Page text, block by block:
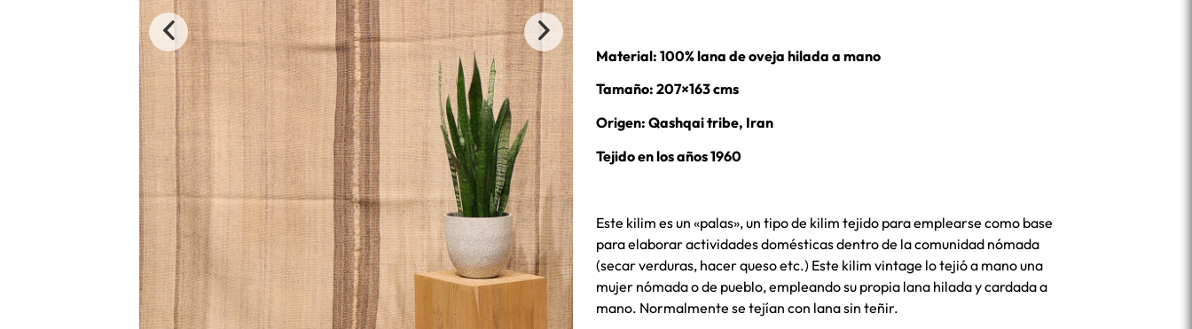
Material: 100% lana de oveja hilada a mano
Tamaño: 207×163 cms
Origen: Qashqai tribe, Iran
Tejido en los años 1960
Este kilim es un «palas», un tipo de kilim tejido para emplearse como base
para elaborar actividades domésticas dentro de la comunidad nómada
(secar verduras, hacer queso etc.) Este kilim vintage lo tejió a mano una
mujer nómada o de pueblo, empleando su propia lana hilada y cardada a
mano. Normalmente se tejían con lana sin teñir.